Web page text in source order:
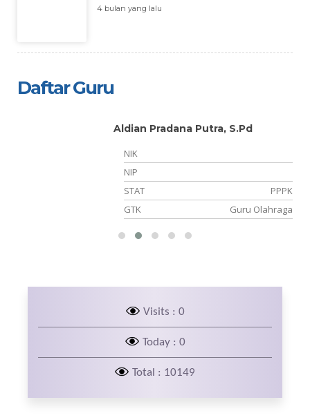
4 bulan yang lalu
Daftar Guru
Aldian Pradana Putra, S.Pd
NIK
NIP
STAT
PPPK
GTK
Guru Olahraga
Visits : 0
Today : 0
Total : 10149